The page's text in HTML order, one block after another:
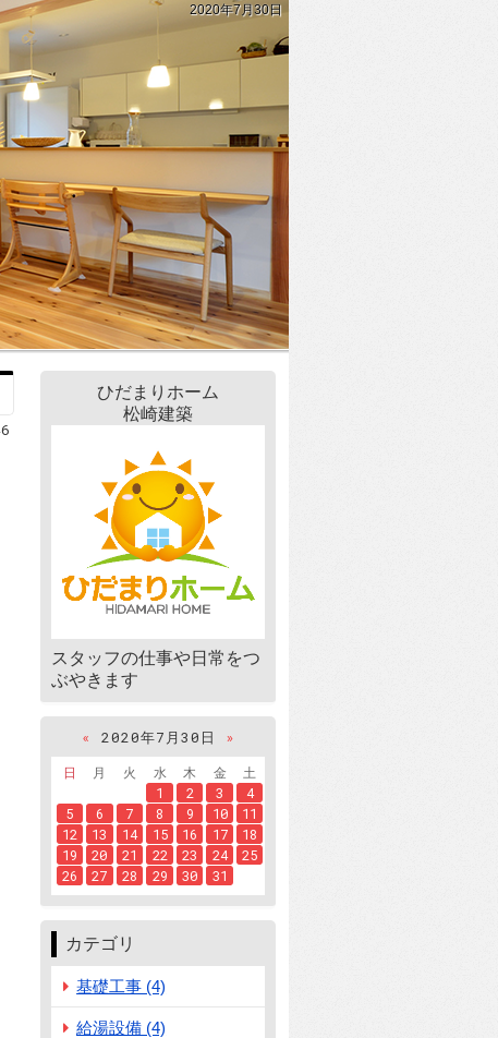
2020年7月30日
ひだまりホーム
松崎建築
スタッフの仕事や日常をつ
ぶやきます
« 2020年7月30日
»
日
月 火 水 木 金
土
1
2 3
4
5
6 7 8 9 10
11
12
13 14 15 16 17
18
19
20 21 22 23 24
25
26
27 28 29 30 31
カテゴリ
基礎工事 (4)
給湯設備 (4)